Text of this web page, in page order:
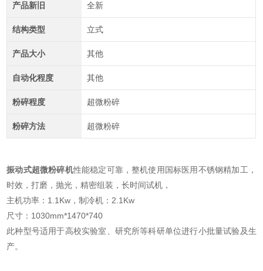
产品新旧 全新
结构类型 立式
产品大小 其他
自动化程度 其他
粉碎程度 超微粉碎
粉碎方法 超微粉碎
振动式超微粉碎机性能稳定可靠，整机使用国标医用不锈钢精加工，
时效，打磨，抛光，精密组装，长时间试机，
主机功率：1.1Kw，制冷机：2.1Kw
尺寸：1030mm*1470*740
此种型号适用于高校实验室、研究所等科研单位进行小批量试验及生
产。